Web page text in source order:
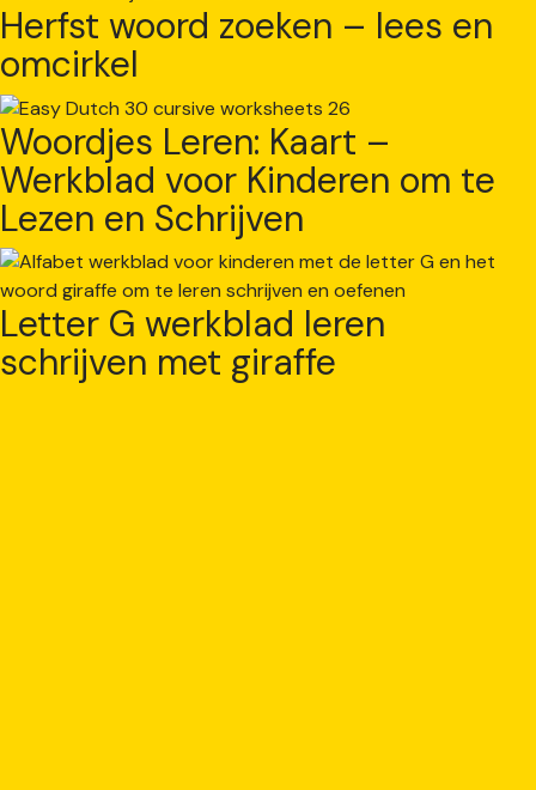
Herfst woord zoeken – lees en
omcirkel
Woordjes Leren: Kaart –
Werkblad voor Kinderen om te
Lezen en Schrijven
Letter G werkblad leren
schrijven met giraffe